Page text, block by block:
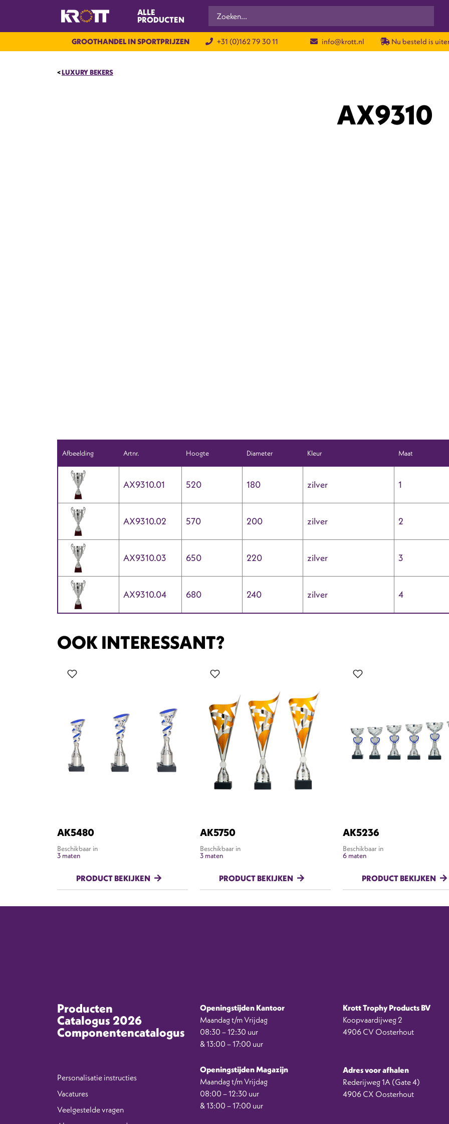
ALLE
PRODUCTEN
GROOTHANDEL IN SPORTPRIJZEN +31 (0)162 79 30 11 info@krott.nl Nu besteld is
LUXURY BEKERS
AX9310
Afbeelding Artnr. Hoogte Diameter Kleur Maat
AX9310.01 520 180 zilver 1
AX9310.02 570 200 zilver 2
AX9310.03 650 220 zilver 3
AX9310.04 680 240 zilver 4
OOK INTERESSANT?
AK5480
Beschikbaar in
3 maten
PRODUCT BEKIJKEN
AK5750
Beschikbaar in
3 maten
PRODUCT BEKIJKEN
AK5236
Beschikbaar in
6 maten
PRODUCT BEKIJKEN
Producten
Catalogus 2026
Componentencatalogus
Personalisatie instructies
Vacatures
Veelgestelde vragen
Openingstijden Kantoor
Maandag t/m Vrijdag
08:30 – 12:30 uur
& 13:00 – 17:00 uur
Openingstijden Magazijn
Maandag t/m Vrijdag
08:00 – 12:30 uur
& 13:00 – 17:00 uur
Krott Trophy Products BV
Koopvaardijweg 2
4906 CV Oosterhout
Adres voor afhalen
Rederijweg 1A (Gate 4)
4906 CX Oosterhout